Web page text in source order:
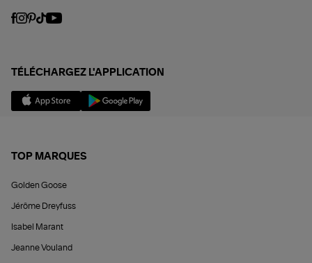
TÉLÉCHARGEZ L'APPLICATION
TOP MARQUES
Golden Goose
Jérôme Dreyfuss
Isabel Marant
Jeanne Vouland